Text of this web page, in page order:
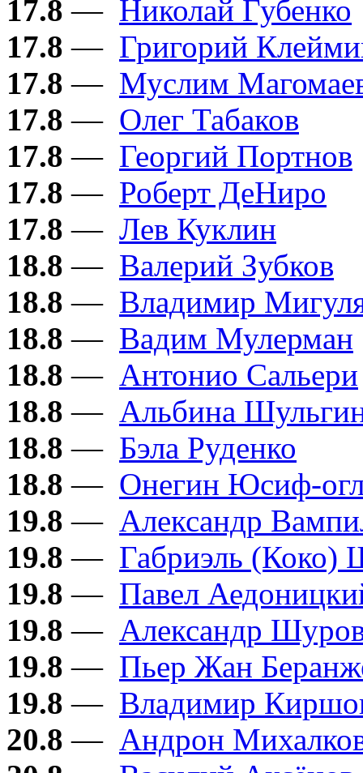
17.8 — Николай Губенко
17.8 — Григорий
17.8 — Муслим
17.8 — Олег Табаков
17.8 — Георгий Портнов
17.8 — Роберт ДеНиро
17.8 — Лев Куклин
18.8 — Валерий Зубков
18.8 — Владимир
18.8 — Вадим Мулерман
18.8 — Антонио Сальери
18.8 — Альбина
18.8 — Бэла Руденко
18.8 — Онегин Юсиф-
19.8 — Александр
19.8 — Габриэль (Коко)
19.8 — Павел
19.8 — Александр
19.8 — Пьер Жан
19.8 — Владимир
20.8 — Андрон